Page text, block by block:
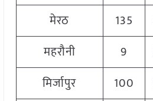
मेरठ
135
महरौनी
9
मिर्जापुर
100